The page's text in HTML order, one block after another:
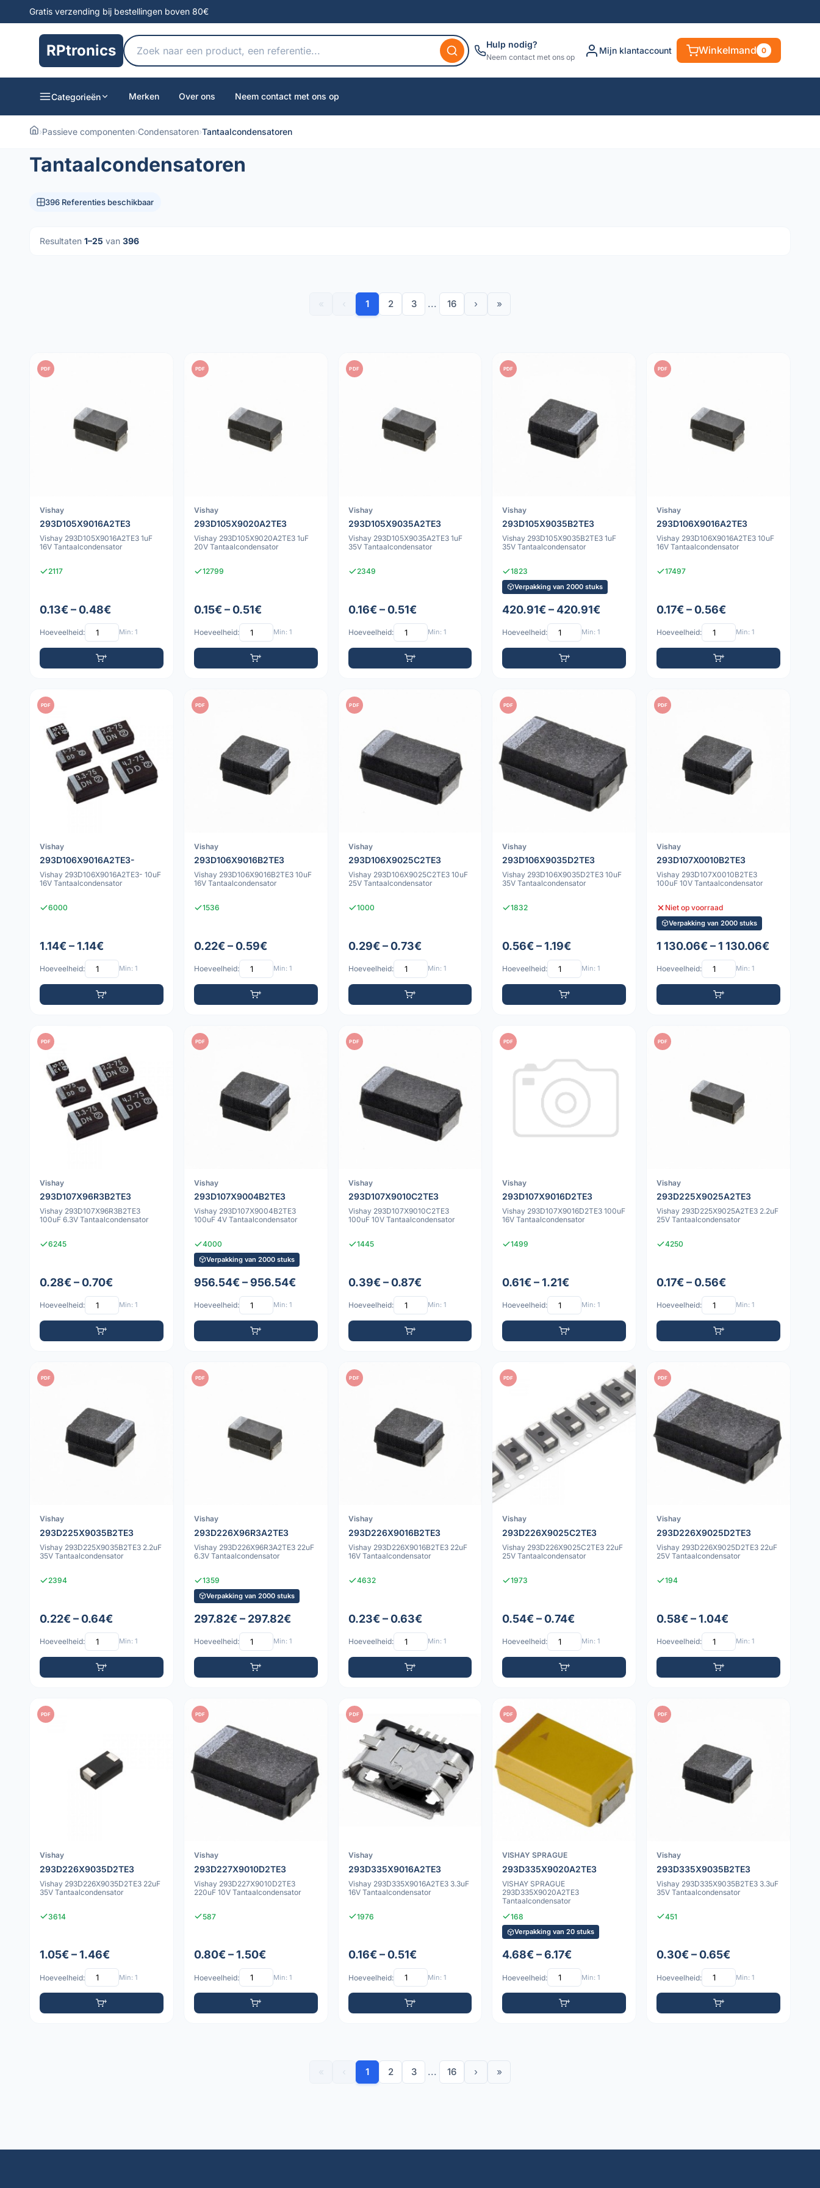
Gratis verzending bij bestellingen boven 80€
RPtronics Hulp nodig?
Neem contact met ons op
Mijn klantaccount Winkelmand 0
Categorieën Merken Over ons Neem contact met ons op
›Passieve componenten›Condensatoren›Tantaalcondensatoren
Tantaalcondensatoren
396 Referenties beschikbaar
Resultaten 1–25 van 396
1 2 3 ... 16 › »
PDF
Vishay
293D105X9016A2TE3
Vishay 293D105X9016A2TE3 1uF
16V Tantaalcondensator
2117
0.13€ – 0.48€
Hoeveelheid: Min: 1
PDF
Vishay
293D105X9020A2TE3
Vishay 293D105X9020A2TE3 1uF
20V Tantaalcondensator
12799
0.15€ – 0.51€
Hoeveelheid: Min: 1
PDF
Vishay
293D105X9035A2TE3
Vishay 293D105X9035A2TE3 1uF
35V Tantaalcondensator
2349
0.16€ – 0.51€
Hoeveelheid: Min: 1
PDF
Vishay
293D105X9035B2TE3
Vishay 293D105X9035B2TE3 1uF
35V Tantaalcondensator
1823
Verpakking van 2000 stuks
420.91€ – 420.91€
Hoeveelheid: Min: 1
PDF
Vishay
293D106X9016A2TE3
Vishay 293D106X9016A2TE3 10uF
16V Tantaalcondensator
17497
0.17€ – 0.56€
Hoeveelheid: Min: 1
PDF
Vishay
293D106X9016A2TE3-
Vishay 293D106X9016A2TE3- 10uF
16V Tantaalcondensator
6000
1.14€ – 1.14€
Hoeveelheid: Min: 1
PDF
Vishay
293D106X9016B2TE3
Vishay 293D106X9016B2TE3 10uF
16V Tantaalcondensator
1536
0.22€ – 0.59€
Hoeveelheid: Min: 1
PDF
Vishay
293D106X9025C2TE3
Vishay 293D106X9025C2TE3 10uF
25V Tantaalcondensator
1000
0.29€ – 0.73€
Hoeveelheid: Min: 1
PDF
Vishay
293D106X9035D2TE3
Vishay 293D106X9035D2TE3 10uF
35V Tantaalcondensator
1832
0.56€ – 1.19€
Hoeveelheid: Min: 1
PDF
Vishay
293D107X0010B2TE3
Vishay 293D107X0010B2TE3
100uF 10V Tantaalcondensator
Niet op voorraad
Verpakking van 2000 stuks
1 130.06€ – 1 130.06€
Hoeveelheid: Min: 1
PDF
Vishay
293D107X96R3B2TE3
Vishay 293D107X96R3B2TE3
100uF 6.3V Tantaalcondensator
6245
0.28€ – 0.70€
Hoeveelheid: Min: 1
PDF
Vishay
293D107X9004B2TE3
Vishay 293D107X9004B2TE3
100uF 4V Tantaalcondensator
4000
Verpakking van 2000 stuks
956.54€ – 956.54€
Hoeveelheid: Min: 1
PDF
Vishay
293D107X9010C2TE3
Vishay 293D107X9010C2TE3
100uF 10V Tantaalcondensator
1445
0.39€ – 0.87€
Hoeveelheid: Min: 1
PDF
Vishay
293D107X9016D2TE3
Vishay 293D107X9016D2TE3 100uF
16V Tantaalcondensator
1499
0.61€ – 1.21€
Hoeveelheid: Min: 1
PDF
Vishay
293D225X9025A2TE3
Vishay 293D225X9025A2TE3 2.2uF
25V Tantaalcondensator
4250
0.17€ – 0.56€
Hoeveelheid: Min: 1
PDF
Vishay
293D225X9035B2TE3
Vishay 293D225X9035B2TE3 2.2uF
35V Tantaalcondensator
2394
0.22€ – 0.64€
Hoeveelheid: Min: 1
PDF
Vishay
293D226X96R3A2TE3
Vishay 293D226X96R3A2TE3 22uF
6.3V Tantaalcondensator
1359
Verpakking van 2000 stuks
297.82€ – 297.82€
Hoeveelheid: Min: 1
PDF
Vishay
293D226X9016B2TE3
Vishay 293D226X9016B2TE3 22uF
16V Tantaalcondensator
4632
0.23€ – 0.63€
Hoeveelheid: Min: 1
PDF
Vishay
293D226X9025C2TE3
Vishay 293D226X9025C2TE3 22uF
25V Tantaalcondensator
1973
0.54€ – 0.74€
Hoeveelheid: Min: 1
PDF
Vishay
293D226X9025D2TE3
Vishay 293D226X9025D2TE3 22uF
25V Tantaalcondensator
194
0.58€ – 1.04€
Hoeveelheid: Min: 1
PDF
Vishay
293D226X9035D2TE3
Vishay 293D226X9035D2TE3 22uF
35V Tantaalcondensator
3614
1.05€ – 1.46€
Hoeveelheid: Min: 1
PDF
Vishay
293D227X9010D2TE3
Vishay 293D227X9010D2TE3
220uF 10V Tantaalcondensator
587
0.80€ – 1.50€
Hoeveelheid: Min: 1
PDF
Vishay
293D335X9016A2TE3
Vishay 293D335X9016A2TE3 3.3uF
16V Tantaalcondensator
1976
0.16€ – 0.51€
Hoeveelheid: Min: 1
PDF
VISHAY SPRAGUE
293D335X9020A2TE3
VISHAY SPRAGUE
293D335X9020A2TE3
Tantaalcondensator
168
Verpakking van 20 stuks
4.68€ – 6.17€
Hoeveelheid: Min: 1
PDF
Vishay
293D335X9035B2TE3
Vishay 293D335X9035B2TE3 3.3uF
35V Tantaalcondensator
451
0.30€ – 0.65€
Hoeveelheid: Min: 1
1 2 3 ... 16 › »